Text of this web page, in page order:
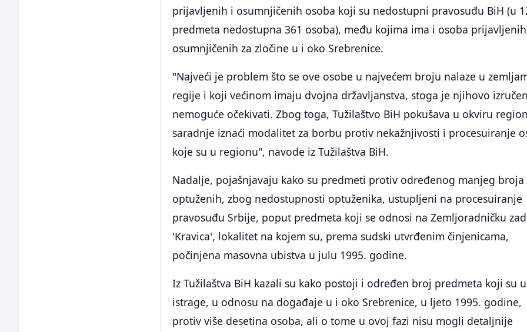
prijavljenih i osumnjičenih osoba koji su nedostupni pravosuđu BiH (u
predmeta nedostupna 361 osoba), među kojima ima i osoba
osumnjičenih za zločine u i oko Srebrenice.
"Najveći je problem što se ove osobe u najvećem broju nalaze u
regije i koji većinom imaju dvojna državljanstva, stoga je njihovo
nemoguće očekivati. Zbog toga, Tužilaštvo BiH pokušava u okviru
saradnje iznaći modalitet za borbu protiv nekažnjivosti i procesuiranje
koje su u regionu", navode iz Tužilaštva BiH.
Nadalje, pojašnjavaju kako su predmeti protiv određenog manjeg broja
optuženih, zbog nedostupnosti optuženika, ustupljeni na procesuiranje
pravosuđu Srbije, poput predmeta koji se odnosi na Zemljoradničku
'Kravica', lokalitet na kojem su, prema sudski utvrđenim činjenicama,
počinjena masovna ubistva u julu 1995. godine.
Iz Tužilaštva BiH kazali su kako postoji i određen broj predmeta koji su
istrage, u odnosu na događaje u i oko Srebrenice, u ljeto 1995. godine,
protiv više desetina osoba, ali o tome u ovoj fazi nisu mogli detaljnije